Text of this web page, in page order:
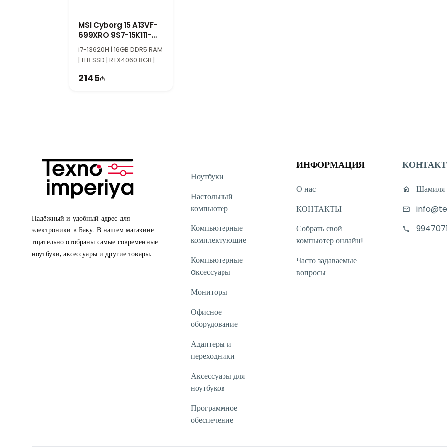
MSI Cyborg 15 A13VF-
699XRO 9S7-15K111-
699
i7-13620H | 16GB DDR5 RAM
| 1TB SSD | RTX4060 8GB |
2145
Надёжный и удобный адрес для
электроники в Баку. В нашем магазине
тщательно отобраны самые современные
ноутбуки, аксессуары и другие товары.
Ноутбуки
Настольный
компьютер
Компьютерные
комплектующие
Компьютерные
aксессуары
Мониторы
Офисное
оборудование
Адаптеры и
переходники
Аксессуары для
ноутбуков
Программное
обеспечение
ИНФОРМАЦИЯ
О нас
КОНТАКТЫ
Собрать свой
компьютер онлайн!
Часто задаваемые
вопросы
Шамиля